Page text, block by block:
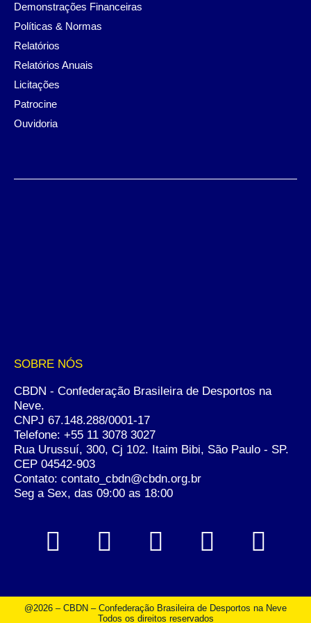
Demonstrações Financeiras
Políticas & Normas
Relatórios
Relatórios Anuais
Licitações
Patrocine
Ouvidoria
SOBRE NÓS
CBDN - Confederação Brasileira de Desportos na
Neve.
CNPJ 67.148.288/0001-17
Telefone: +55 11 3078 3027
Rua Urussuí, 300, Cj 102. Itaim Bibi, São Paulo - SP.
CEP 04542-903
Contato: contato_cbdn@cbdn.org.br
Seg a Sex, das 09:00 as 18:00
@2026 – CBDN – Confederação Brasileira de Desportos na Neve
Todos os direitos reservados